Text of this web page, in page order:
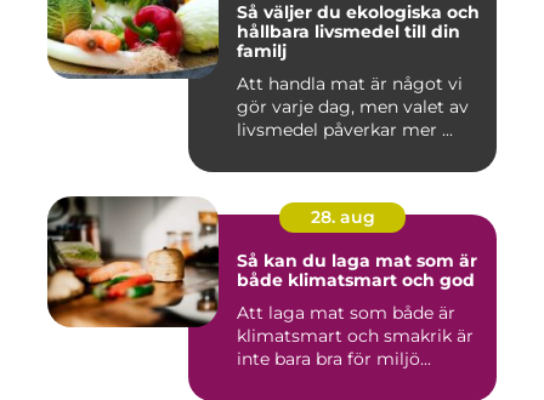
Så väljer du ekologiska och
hållbara livsmedel till din
familj
Att handla mat är något vi
gör varje dag, men valet av
livsmedel påverkar mer ...
28. aug
Så kan du laga mat som är
både klimatsmart och god
Att laga mat som både är
klimatsmart och smakrik är
inte bara bra för miljö...